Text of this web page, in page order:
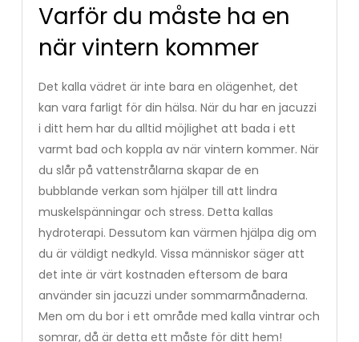
Varför du måste ha en
när vintern kommer
Det kalla vädret är inte bara en olägenhet, det
kan vara farligt för din hälsa. När du har en jacuzzi
i ditt hem har du alltid möjlighet att bada i ett
varmt bad och koppla av när vintern kommer. När
du slår på vattenstrålarna skapar de en
bubblande verkan som hjälper till att lindra
muskelspänningar och stress. Detta kallas
hydroterapi. Dessutom kan värmen hjälpa dig om
du är väldigt nedkyld. Vissa människor säger att
det inte är värt kostnaden eftersom de bara
använder sin jacuzzi under sommarmånaderna.
Men om du bor i ett område med kalla vintrar och
somrar, då är detta ett måste för ditt hem!